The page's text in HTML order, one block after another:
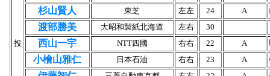
投
杉山賢人 東芝 左左 24 A
渡部勝美 大昭和製紙北海道 左右 30
西山一宇 NTT四國 右右 22 A
小檜山雅仁 日本石油 右右 23 A